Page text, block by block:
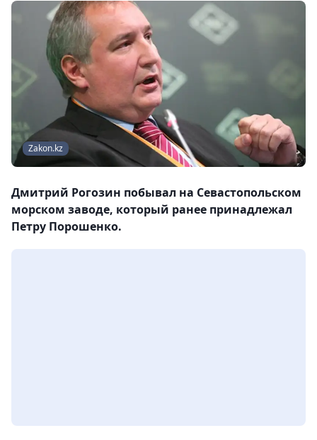
Zakon.kz
Дмитрий Рогозин побывал на Севастопольском
морском заводе, который ранее принадлежал
Петру Порошенко.